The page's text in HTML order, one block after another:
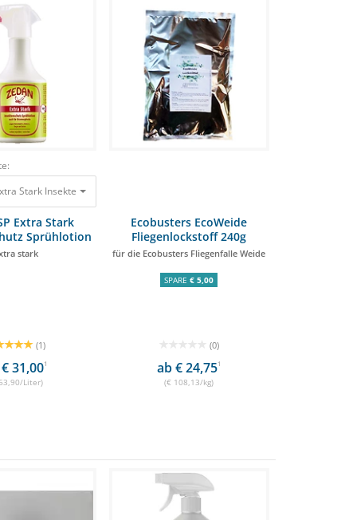
500ml Stark & langanhaltend 23,99 €
Stark Insektenschutz Sprühlotion 500ml Extra stark 31,95 €
Extra Stark
Sprühlotion
500ml
stark
(1)
31,001
Liter)
Ecobusters EcoWeide
Fliegenlockstoff 240g
für die Ecobusters Fliegenfalle Weide
SPARE€ 5,00
(0)
ab € 24,751
(€ 108,13/kg)